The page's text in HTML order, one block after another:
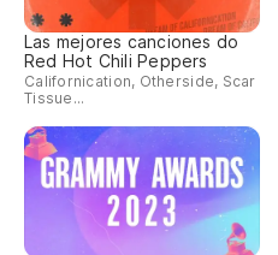
Las mejores canciones do
Red Hot Chili Peppers
Californication, Otherside, Scar
Tissue...